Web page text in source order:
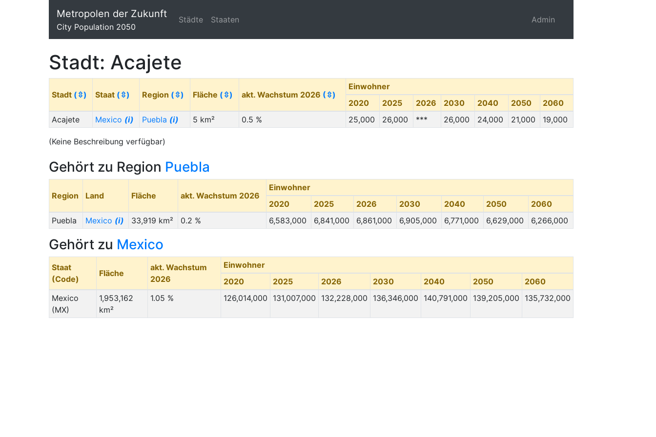
Metropolen der Zukunft
City Population 2050
Städte Staaten Admin
Stadt: Acajete
Stadt (⇳) Staat (⇳) Region (⇳) Fläche (⇳) akt. Wachstum 2026 (⇳)
Einwohner
2020
2025 2026 2030 2040 2050
2060
Acajete
Mexico (i) Puebla (i) 5 km² 0.5 % 25,000 26,000 *** 26,000 24,000 21,000 19,000
(Keine Beschreibung verfügbar)
Gehört zu Region Puebla
Region Land Fläche akt. Wachstum 2026
Einwohner
2020
2025 2026 2030 2040 2050
2060
Puebla
Mexico (i) 33,919 km² 0.2 % 6,583,000 6,841,000 6,861,000 6,905,000 6,771,000 6,629,000 6,266,000
Gehört zu Mexico
Staat
(Code)
Fläche
akt. Wachstum
2026
Einwohner
2020
2025 2026 2030 2040 2050
2060
Mexico
(MX)
1,953,162
km²
1.05 % 126,014,000 131,007,000 132,228,000 136,346,000 140,791,000 139,205,000 135,732,000